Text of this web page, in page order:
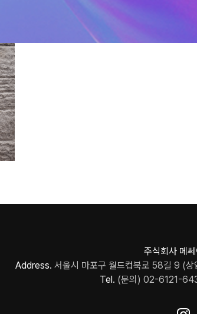
주식회사 메
Address. 서울시 마포구 월드컵북로 58길 9
Tel. (문의) 02-